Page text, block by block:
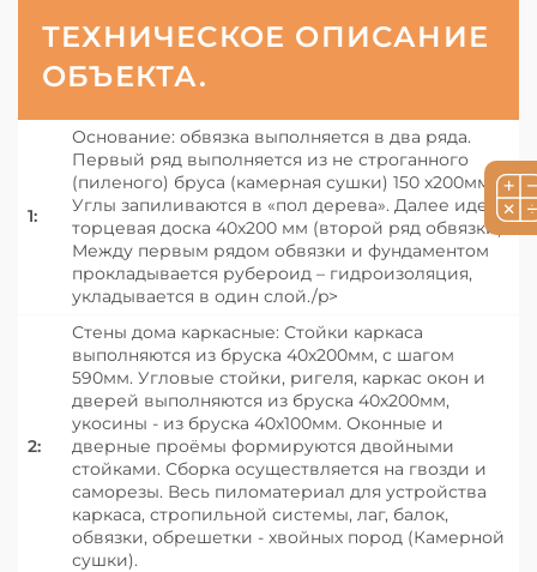
ТЕХНИЧЕСКОЕ ОПИСАНИЕ
ОБЪЕКТА.
1:
Основание: обвязка выполняется в два ряда.
Первый ряд выполняется из не строганного
(пиленого) бруса (камерная сушки) 150 х200мм.
Углы запиливаются в «пол дерева». Далее идет
торцевая доска 40х200 мм (второй ряд обвязки).
Между первым рядом обвязки и фундаментом
прокладывается рубероид – гидроизоляция,
укладывается в один слой./p>
2:
Стены дома каркасные: Стойки каркаса
выполняются из бруска 40х200мм, с шагом
590мм. Угловые стойки, ригеля, каркас окон и
дверей выполняются из бруска 40х200мм,
укосины - из бруска 40х100мм. Оконные и
дверные проёмы формируются двойными
стойками. Сборка осуществляется на гвозди и
саморезы. Весь пиломатериал для устройства
каркаса, стропильной системы, лаг, балок,
обвязки, обрешетки - хвойных пород (Камерной
сушки).